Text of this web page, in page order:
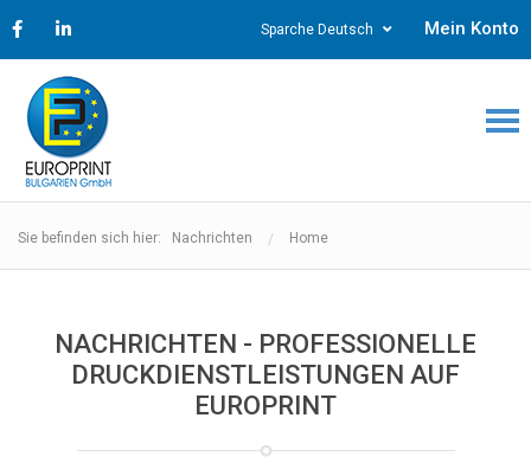
Sparche Deutsch Mein Konto
Sie befinden sich hier: Nachrichten Home
NACHRICHTEN - PROFESSIONELLE
DRUCKDIENSTLEISTUNGEN AUF
EUROPRINT